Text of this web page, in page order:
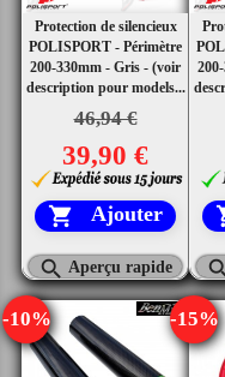
Protection de silencieux
POLISPORT - Périmètre
200-330mm - Gris - (voir
description pour models...
46,94 €
39,90 €
 Ajouter
 Aperçu rapide
-10% -15%